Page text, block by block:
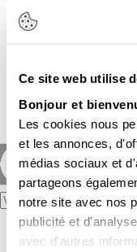
Ce site web utilise
Bonjour et
Les cookies nous
et les annonces,
médias sociaux et
partageons
notre site avec nos
publicité et
avec d'autres
Nous contacter
Nos agences
Le Groupe
Notre Raison